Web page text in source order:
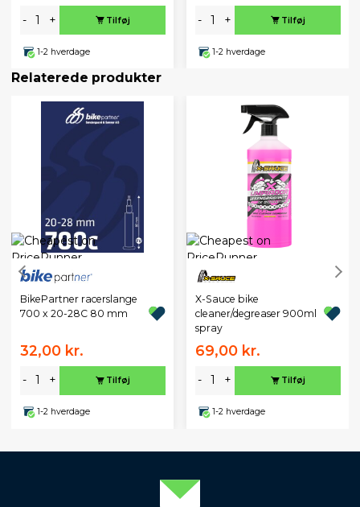
- + Tilføj
1-2 hverdage
- + Tilføj
1-2 hverdage
Relaterede produkter
BikePartner racerslange
700 x 20-28C 80 mm
32,00 kr.
- + Tilføj
1-2 hverdage
X-Sauce bike
cleaner/degreaser 900ml
spray
69,00 kr.
- + Tilføj
1-2 hverdage